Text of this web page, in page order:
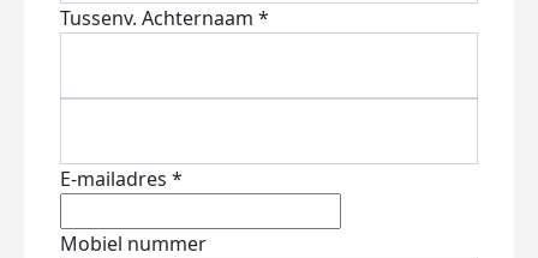
Tussenv. Achternaam *
E-mailadres *
Mobiel nummer